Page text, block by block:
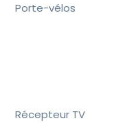
Porte-vélos
Récepteur TV